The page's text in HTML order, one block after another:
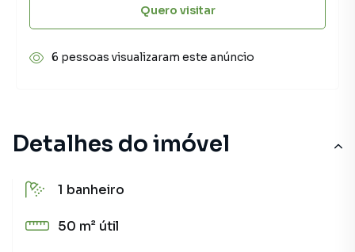
Detalhes do imóvel
1 banheiro
50 m² útil
Quero visitar
6 pessoas visualizaram este anúncio